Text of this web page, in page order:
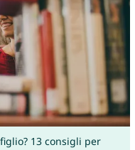
13 consigli per